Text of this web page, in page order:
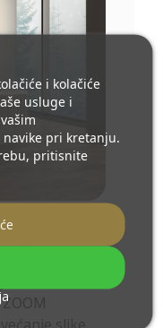
ogledalo
paze na
i kolačiće
usluge i
pri kretanju.
pritisnite